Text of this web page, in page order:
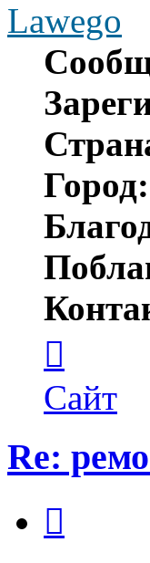
Lawego
Город:
пользователя
Lawego
Сайт
Re: